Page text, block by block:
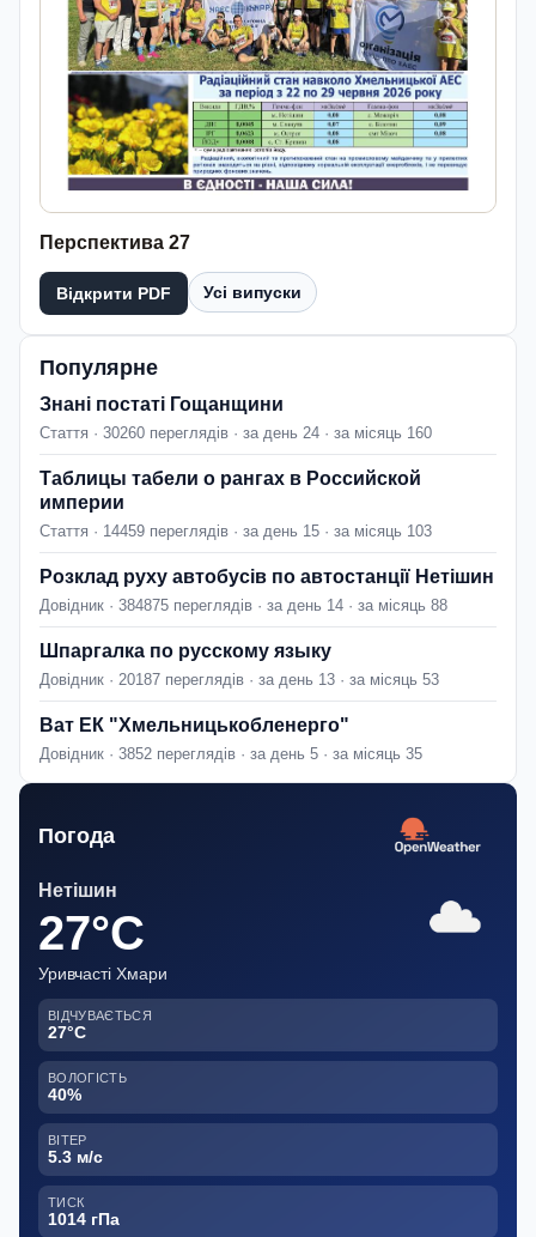
Перспектива 27
Відкрити PDF Усі випуски
Популярне
Знані постаті Гощанщини
Стаття · 30260 переглядів · за день 24 · за місяць 160
Таблицы табели о рангах в Российской
империи
Стаття · 14459 переглядів · за день 15 · за місяць 103
Розклад руху автобусів по автостанції Нетішин
Довідник · 384875 переглядів · за день 14 · за місяць 88
Шпаргалка по русскому языку
Довідник · 20187 переглядів · за день 13 · за місяць 53
Ват ЕК "Хмельницькобленерго"
Довідник · 3852 переглядів · за день 5 · за місяць 35
Погода
Нетішин
27°C
Уривчасті Хмари
ВІДЧУВАЄТЬСЯ
27°C
ВОЛОГІСТЬ
40%
ВІТЕР
5.3 м/с
ТИСК
1014 гПа